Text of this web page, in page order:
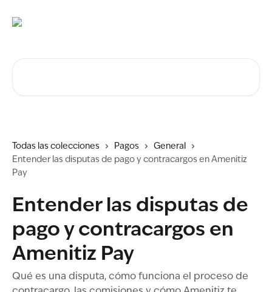
Todas las colecciones Pagos
General
Entender las disputas de pago y contracargos en Amenitiz
Pay
Entender las disputas de
pago y contracargos en
Amenitiz Pay
Qué es una disputa, cómo funciona el proceso de